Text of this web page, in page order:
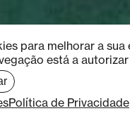
para melhorar a sua
está a autorizar
Política de Privacidade